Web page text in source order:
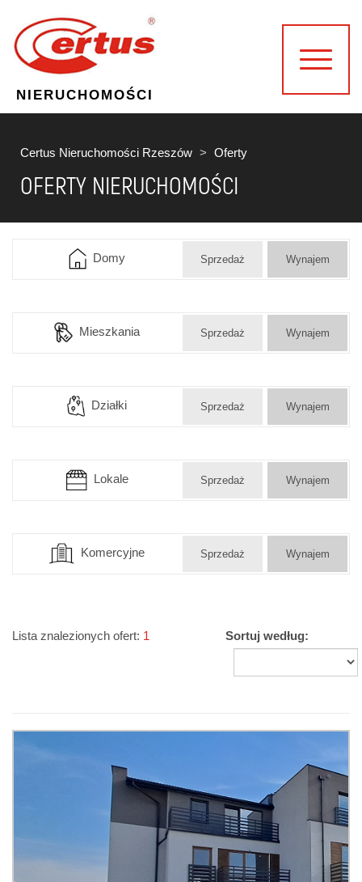
NIERUCHOMOŚCI
Certus Nieruchomości Rzeszów Oferty
OFERTY NIERUCHOMOŚCI
Domy Sprzedaż Wynajem
Mieszkania Sprzedaż Wynajem
Działki Sprzedaż Wynajem
Lokale Sprzedaż Wynajem
Komercyjne Sprzedaż Wynajem
Lista znalezionych ofert: 1 Sortuj według: